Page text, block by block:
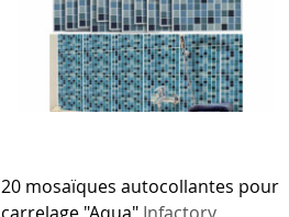
20 mosaïques autocollantes pour
carrelage "Aqua" Infactory